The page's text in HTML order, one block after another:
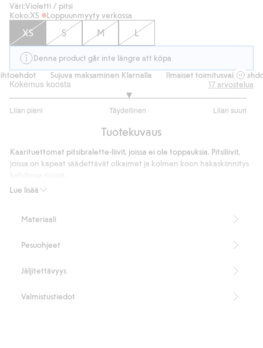
Väri:Violetti / pitsi
Koko:XS Loppuunmyyty verkossa
XS S M L
Denna product går inte längre att köpa
Sujuva maksaminen Klarnalla Ilmaiset toimitusvaihtoehdot
Kokemus koosta
Liian pieni Täydellinen Liian suuri
/
ääneen
17arvostelua
Tuotekuvaus
Lue lisää
Kaarituettomat pitsibralette-liivit, joissa ei ole toppauksia. Pitsiliivit,
joissa on kapeat säädettävät olkaimet ja kolmen koon hakaskiinnitys
Pitsi
Ilman toppauksia
Sisältää 51 % kierrätettyä polyamidia.
Kierrätettyä polyamidia sisältävä sekoitekangas
Materiaali
Pesuohjeet
Jäljitettävyys
Valmistustiedot